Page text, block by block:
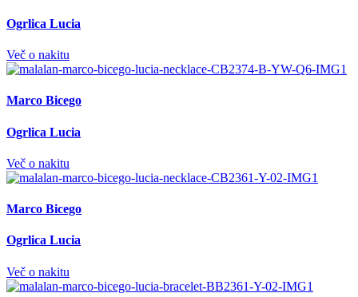
Ogrlica Lucia
Več o nakitu
Marco Bicego
Ogrlica Lucia
Več o nakitu
Marco Bicego
Ogrlica Lucia
Več o nakitu